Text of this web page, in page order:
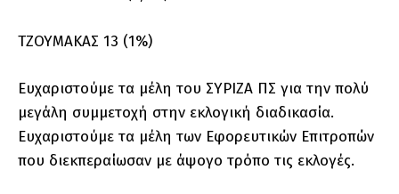
ΤΖΟΥΜΑΚΑΣ 13 (1%)
Ευχαριστούμε τα μέλη του ΣΥΡΙΖΑ ΠΣ για την πολύ
μεγάλη συμμετοχή στην εκλογική διαδικασία.
Ευχαριστούμε τα μέλη των Εφορευτικών Επιτροπών
που διεκπεραίωσαν με άψογο τρόπο τις εκλογές.